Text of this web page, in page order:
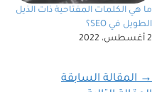
ما هي الكلمات المفتاحية ذات الذيل
الطويل في SEO؟
2 أغسطس، 2022
→المقالة السابقة